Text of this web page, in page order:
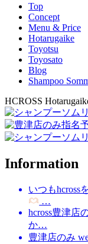
Top
Concept
Menu & Price
Hotarugaike
Toyotsu
Toyosato
Blog
Shampoo
HCROSS
Information
いつもhcross
…
hcross豊津店
か…
豊津店のみ